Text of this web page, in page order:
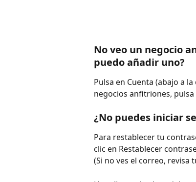
No veo un negocio
puedo añadir uno?
Pulsa en Cuenta (abajo a
negocios anfitriones,
¿No puedes iniciar
Para restablecer tu
clic en Restablecer
(Si no ves el correo, revisa